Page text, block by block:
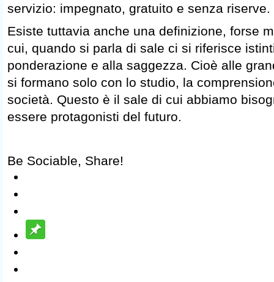
servizio: impegnato, gratuito e senza riserve.
Esiste tuttavia anche una definizione, forse
cui, quando si parla di sale ci si riferisce
ponderazione e alla saggezza. Cioè alle
si formano solo con lo studio, la
società. Questo è il sale di cui abbiamo
essere protagonisti del futuro.
Be Sociable, Share!